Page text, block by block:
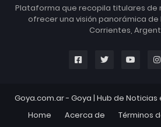
Plataforma que recopila titulares de
ofrecer una visión panorámica de
Corrientes,
Goya.com.ar - Goya | Hub de
Home
Acerca de Términos